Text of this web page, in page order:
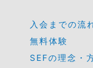
入会までの流
無料体験
SEFの理念・